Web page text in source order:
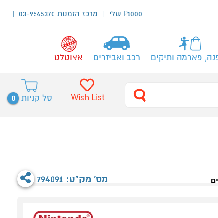
P1000 שלי מרכז הזמנות 03-9545370
פארמה ותיקים רכב ואביזרים אאוטלט
סל קניות 0 Wish List
מס' מק"ט: 794091